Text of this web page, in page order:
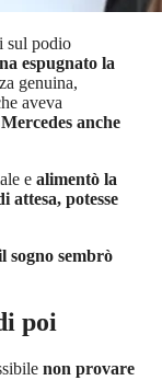
sul podio
espugnato la
genuina,
aveva
anche
e alimentò la
attesa, potesse
sogno sembrò
poi
non provare